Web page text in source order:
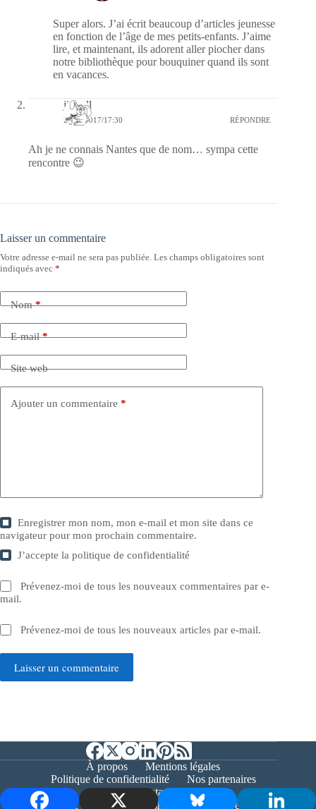
Super alors. J’ai écrit beaucoup d’articles jeunesse
en fonction de l’âge de mes petits-enfants. J’aime
lire, et maintenant, ils adorent aller piocher dans
notre bibliothèque pour bouquiner quand ils sont
en vacances.
jill bill
23/07/2017/17:30 RÉPONDRE
Ah je ne connais Nantes que de nom… sympa cette
rencontre 😉
Laisser un commentaire
Votre adresse e-mail ne sera pas publiée. Les champs obligatoires sont
indiqués avec *
Nom*
E-mail*
Site web
Ajouter un commentaire *
Enregistrer mon nom, mon e-mail et mon site dans ce
navigateur pour mon prochain commentaire.
J’accepte lapolitique de confidentialité
Prévenez-moi de tous les nouveaux commentaires par e-
mail.
Prévenez-moi de tous les nouveaux articles par e-mail.
Laisser un commentaire
À propos
Mentions légales
Politique de confidentialité
Nos partenaires
Contact
Copyright © 2026 - Bernieshoot.fr Journal Web